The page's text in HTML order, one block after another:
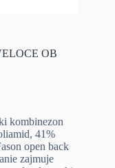
OB
kombinezon
41%
open back
zajmuje